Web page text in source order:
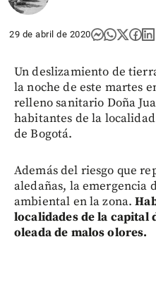
29 de abril de 2020
Un deslizamiento de
la noche de este martes
relleno sanitario Doña
habitantes de la
de Bogotá.
Además del riesgo que
aledañas, la emergencia
ambiental en la zona.
localidades de la capital
oleada de malos olores.